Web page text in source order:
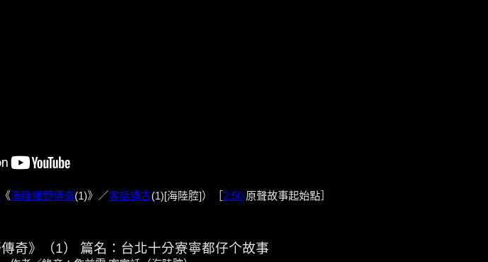
《海陸鄉野傳奇(1)》／客話講古(1)[海陸腔]）［ 2:50 原聲故事起始點］
傳奇》（1） 篇名：台北十分寮寧都仔个故事